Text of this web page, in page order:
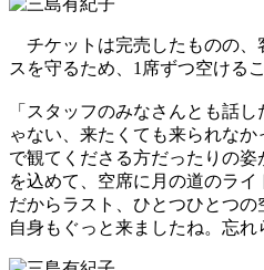
チケットは完売したものの
スを守るため、1席ずつ空ける
「スタッフのみなさんとも話
ゃない、来たくても来られな
で観てくださる方だったりの
を込めて、空席に月の道のライ
だからラスト、ひとつひとつ
自身もぐっと来ましたね。忘れ